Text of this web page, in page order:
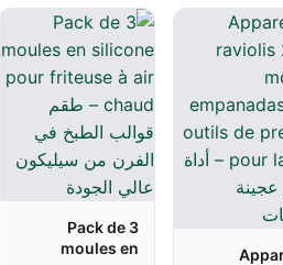
Pack de 3
moules en